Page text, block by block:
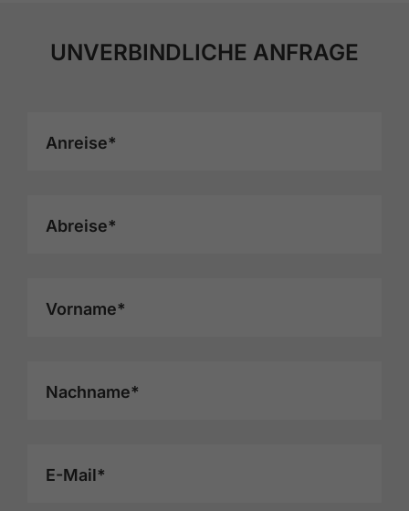
UNVERBINDLICHE ANFRAGE
Anreise*
Abreise*
Vorname*
Nachname*
E-Mail*